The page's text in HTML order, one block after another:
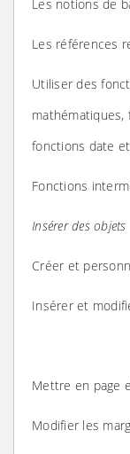
Les notions de
Les références
Utiliser des
fonctions date
Fonctions
Insérer des objets
Créer et
Insérer et
Mettre en page
Modifier les